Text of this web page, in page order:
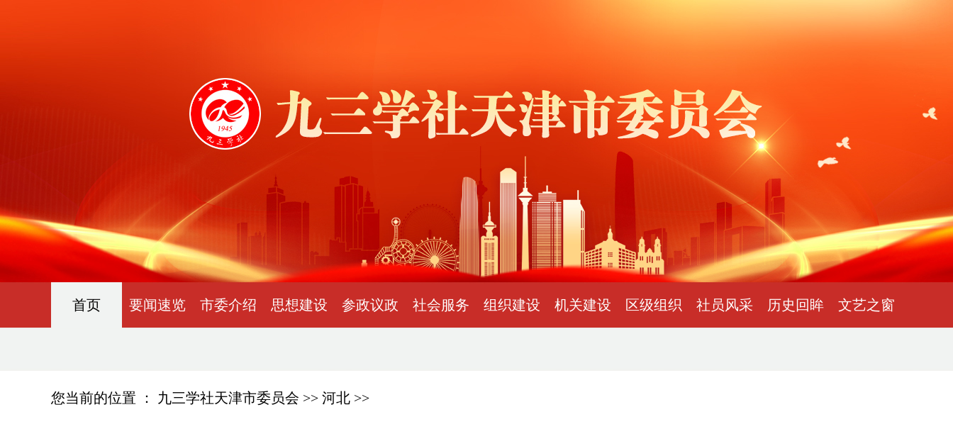
首页 要闻速览 市委介绍 思想建设 参政议政 社会服务 组织建设 机关建设 区级组织 社员风采 历史回眸 文艺之窗
您当前的位置 ： 九三学社天津市委员会 >> 河北 >>